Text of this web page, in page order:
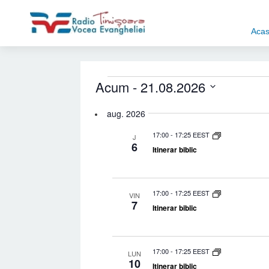
Evenimente
Acum - 21.08.2026
date.aug. 2026
J
6
17:00- 17:25 EEST
Itinerar biblic
VIN
7
17:00- 17:25 EEST
Itinerar biblic
LUN
10
17:00- 17:25 EEST
Itinerar biblic